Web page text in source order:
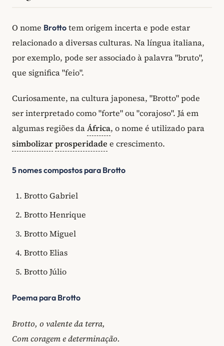
O nome Brotto tem origem incerta e pode estar
relacionado a diversas culturas. Na língua italiana,
por exemplo, pode ser associado à palavra "bruto",
que significa "feio".
Curiosamente, na cultura japonesa, "Brotto" pode
ser interpretado como "forte" ou "corajoso". Já em
algumas regiões daÁfrica, o nome é utilizado para
simbolizarprosperidade e crescimento.
5 nomes compostos para Brotto
Brotto Gabriel
Brotto Henrique
Brotto Miguel
Brotto Elias
Brotto Júlio
Poema para Brotto
Brotto, o valente da terra,
Com coragem e determinação.